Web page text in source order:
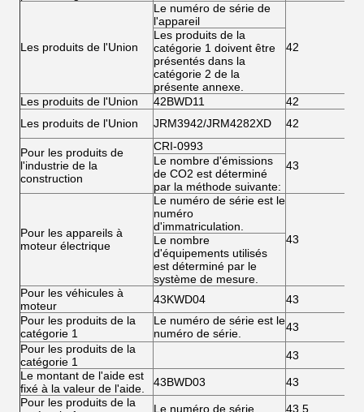
Les produits de l'Union
Le numéro de série de
l'appareil
42
Les produits de la
catégorie 1 doivent être
présentés dans la
catégorie 2 de la
présente annexe.
Les produits de l'Union
42BWD11
42
Les produits de l'Union
JRM3942/JRM4282XD 42
Pour les produits de
l'industrie de la
construction
CRI-0993
43
Le nombre d'émissions
de CO2 est déterminé
par la méthode suivante:
Pour les appareils à
moteur électrique
Le numéro de série est le
numéro
d'immatriculation.
43
Le nombre
d'équipements utilisés
est déterminé par le
système de mesure.
Pour les véhicules à
moteur
43KWD04
43
Pour les produits de la
catégorie 1
Le numéro de série est le
numéro de série.
43
Pour les produits de la
catégorie 1
43
Le montant de l'aide est
fixé à la valeur de l'aide.
43BWD03
43
Pour les produits de la
Le numéro de série
43.5